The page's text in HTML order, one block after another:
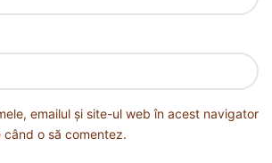
emailul și site-ul web în acest navigator
o să comentez.